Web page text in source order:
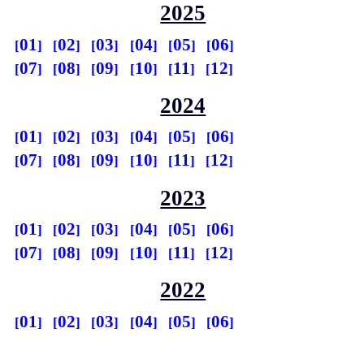
2025
01 02 03 04 05
06
07
08 09 10 11 12
2024
01 02 03 04 05
06
07
08 09 10 11 12
2023
01 02 03 04 05
06
07
08 09 10 11 12
2022
01 02 03 04 05
06